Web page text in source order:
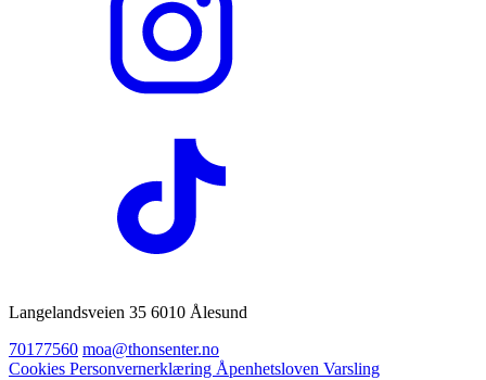
Langelandsveien 35 6010 Ålesund
70177560 moa@thonsenter.no
Cookies Personvernerklæring Åpenhetsloven Varsling